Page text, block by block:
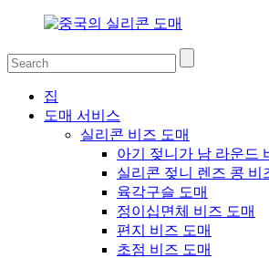
집
도매 서비스
실리콘 비즈 도매
아기 젖니가 남 라운드
실리콘 젖니 렌즈 콩 비
육각구슬 도매
정이십면체 비즈 도매
편지 비즈 도매
초점 비즈 도매